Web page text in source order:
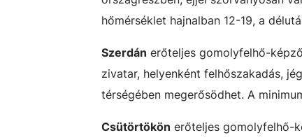
hőmérséklet hajnalban 12-19, a
Szerdán erőteljes gomolyfelhő-
zivatar, helyenként felhőszakadás,
térségében megerősödhet. A
Csütörtökön erőteljes gomolyfelhő-